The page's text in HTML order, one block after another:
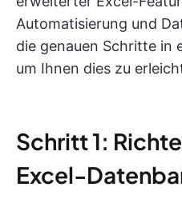
Automatisierung und
die genauen Schritte in
um Ihnen dies zu
Schritt 1:
Excel-